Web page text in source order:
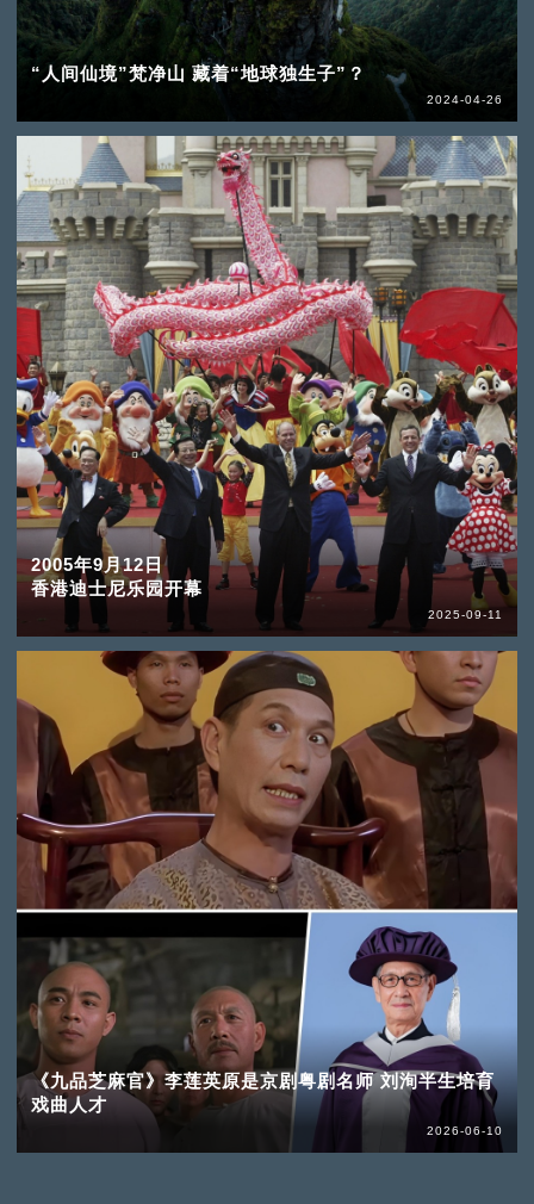
“人间仙境”梵净山 藏着“地球独生子”？
2024-04-26
2005年9月12日
香港迪士尼乐园开幕
2025-09-11
《九品芝麻官》李莲英原是京剧粤剧名师 刘洵半生培育
戏曲人才
2026-06-10